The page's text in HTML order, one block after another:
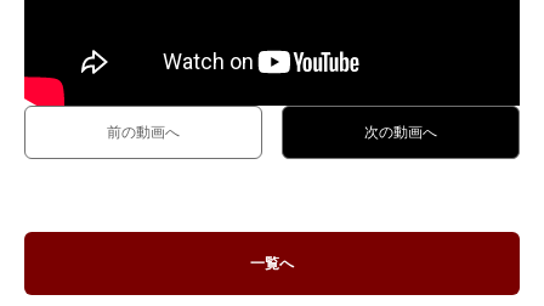
前の動画へ 次の動画へ
一覧へ